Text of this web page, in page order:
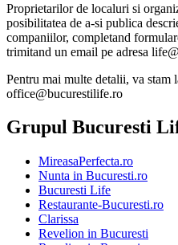
Proprietarilor de localuri si
posibilitatea de a-si publica
companiilor, completand
trimitand un email pe adresa
Pentru mai multe detalii, va stam
office@bucurestilife.ro
Grupul Bucuresti
MireasaPerfecta.ro
Nunta in Bucuresti.ro
Bucuresti Life
Restaurante-Bucuresti.ro
Clarissa
Revelion in Bucuresti